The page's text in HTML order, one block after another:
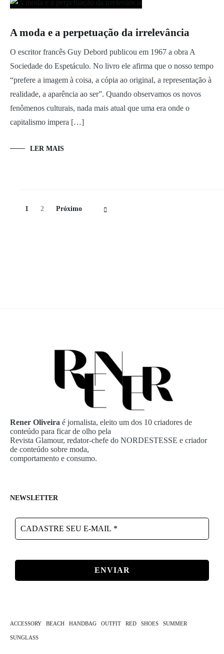
A moda e a perpetuação da irrelevância
O escritor francês Guy Debord publicou em 1967 a obra A
Sociedade do Espetáculo. No livro ele afirma que o nosso tempo
“prefere a imagem à coisa, a cópia ao original, a representação à
realidade, a aparência ao ser”. Quando observamos os novos
fenômenos culturais, nada mais atual que uma era onde o
capitalismo impera […]
LER MAIS
Navegação
Página
1 Página
2 Próximo
Rener Oliveira é jornalista, eleito um dos 10 criadores de
conteúdo para ficar de olho pela
Revista Glamour, redator-chefe do NORDESTESSE e criador
de conteúdo sobre moda,
comportamento e consumo.
NEWSLETTER
CADASTRE
SEU
*
ACCESSORY BEACH HANDBAG OUTFIT RED SHOES SUMMER
SUNGLASS